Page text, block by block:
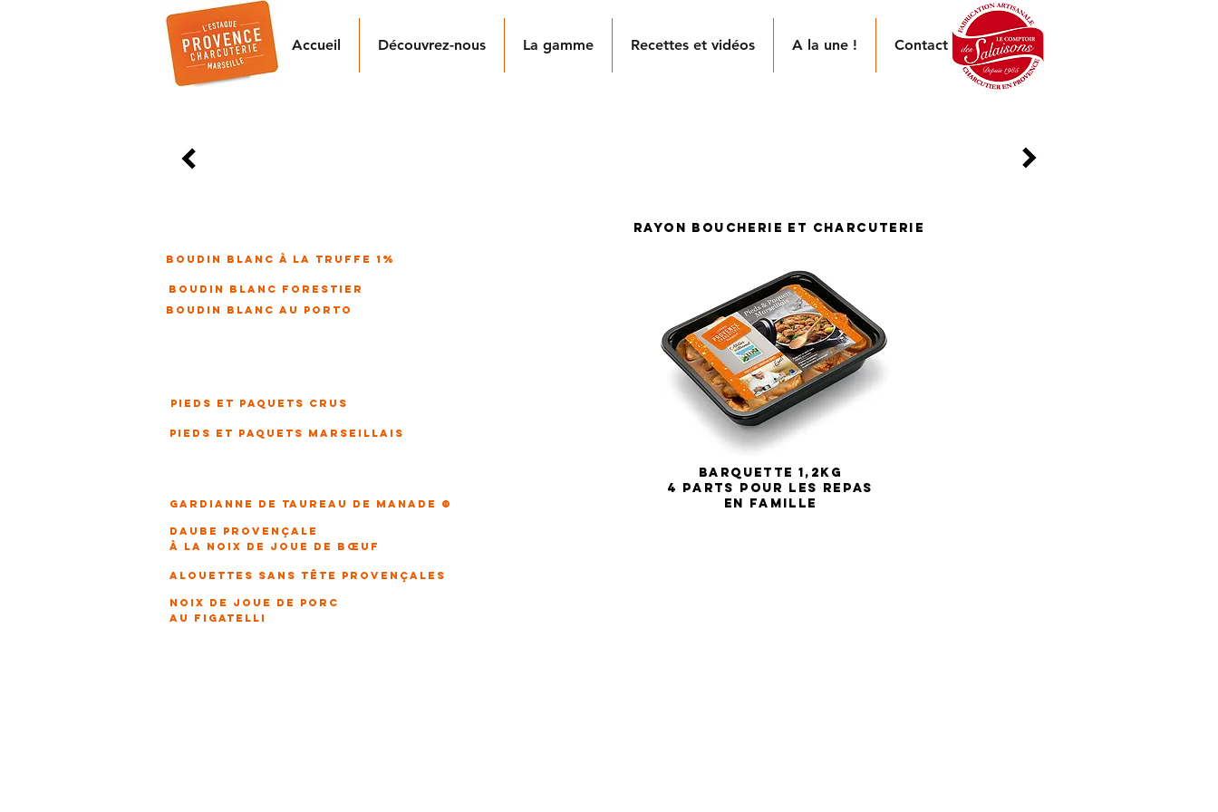
Accueil Découvrez-nous La gamme Recettes et vidéos A la une ! Contact
rayon boucherie et charcuterie
boudin blanc à la truffe 1%
boudin blanc forestier
boudin blanc au porto
pieds et paquets crus
pieds et paquets marseillais
gardianne de taureau de manade ©
daube provençale
à la noix de joue de bœuf
alouettes sans tête provençales
noix de joue de porc
au figatelli
BARQUETTE 1,2kG
4 parts pour les repas
en famille